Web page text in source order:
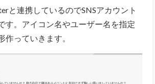
と連携しているのでSNSアカウント
す。アイコン名やユーザー名を指定
作っていきます。